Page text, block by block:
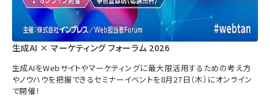
生成AI × マーケティング フォーラム 2026
生成AIをWebサイトやマーケティングに最大限活用するための考え方
やノウハウを把握できるセミナーイベントを8月27日（木）にオンライン
で開催！